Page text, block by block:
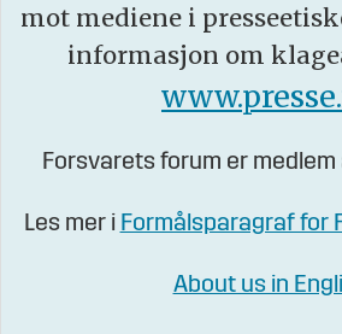
mot mediene i
informasjon om
Forsvarets forum er medlem
Les mer i Formålsparagraf for
About us in